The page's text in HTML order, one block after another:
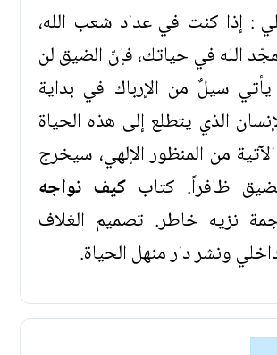
: إذا كنت في عداد شعب الله،
الله في حياتك، فإنّ الضيق لن
سيلٌ من الإرباك في بداية
الذي يتطلع إلى هذه الحياة
من المنظور الإلهي، سيخرج
ظافراً. كتاب كيف نواجه
نزيه خاطر. تصميم الغلاف
ونشر دار منهل الحياة.